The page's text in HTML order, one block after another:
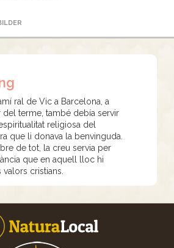
ral de Vic a Barcelona, a
del terme, també debía servir
religiosa del
que li donava la benvinguda.
de tot, la creu servia per
que en aquell lloc hi
valors cristians.